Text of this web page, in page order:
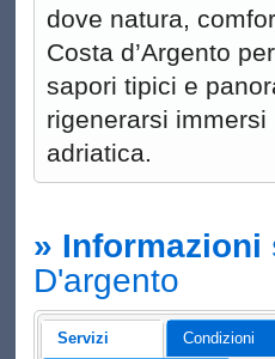
dove natura,
Costa d’Argento
sapori tipici e
rigenerarsi
adriatica.
» Informazioni
D'argento
Servizi Condizioni